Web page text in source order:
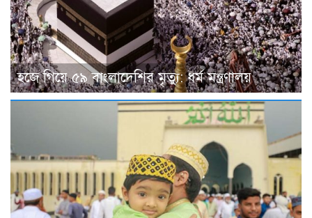
হজে গিয়ে ৫৯ বাংলাদেশির মৃত্যু: ধর্ম মন্ত্রণালয়